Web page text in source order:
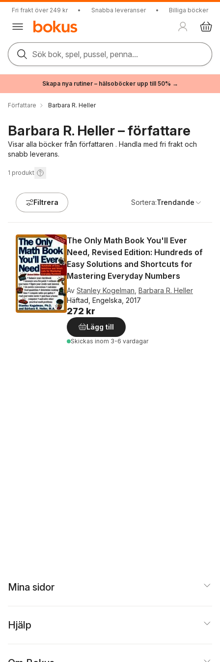
Fri frakt över 249 kr • Snabba leveranser • Billiga böcker
Sök bok, spel, pussel, penna...
Skapa nya rutiner – hälsoböcker upp till 50% →
Författare Barbara R. Heller
Barbara R. Heller – författare
Visar alla böcker från författaren . Handla med fri frakt och
snabb leverans.
1 produkt
Filtrera Sortera:Trendande
The Only Math Book You'll Ever
Need, Revised Edition: Hundreds of
Easy Solutions and Shortcuts for
Mastering Everyday Numbers
Av Stanley Kogelman Barbara R. Heller
Häftad, Engelska, 2017
272 kr
Lägg till
Skickas inom 3-6 vardagar
Mina sidor
Hjälp